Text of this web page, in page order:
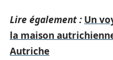
Lire également : Un
la maison
Autriche